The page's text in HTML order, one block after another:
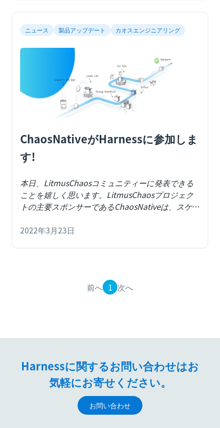
ニュース 製品アップデート カオスエンジニアリング
ChaosNativeがHarnessに参加しま
す!
本日、LitmusChaosコミュニティーに発表できる
ことを嬉しく思います。LitmusChaosプロジェク
トの主要スポンサーであるChaosNativeは、スケー
張するためにHarnessに参加します。
2022年3月23日
前へ 1 次へ
Harnessに関するお問い合わせはお
気軽にお寄せください。
お問い合わせ